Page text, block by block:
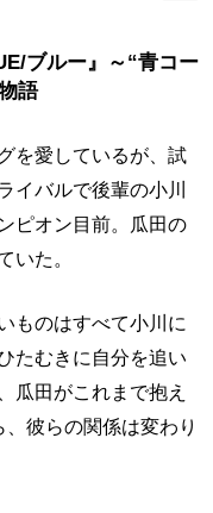
ブルー』～“青コー
語
を愛しているが、試
イバルで後輩の小川
ピオン目前。瓜田の
いた。
ものはすべて小川に
たむきに自分を追い
瓜田がこれまで抱え
彼らの関係は変わり